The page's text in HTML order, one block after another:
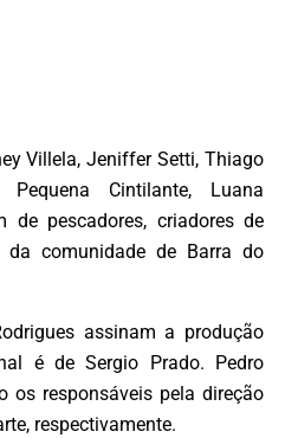
Villela, Jeniffer Setti, Thiago
Cintilante, Luana
de pescadores, criadores de
comunidade de Barra do
assinam a produção
é de Sergio Prado. Pedro
os responsáveis pela direção
respectivamente.